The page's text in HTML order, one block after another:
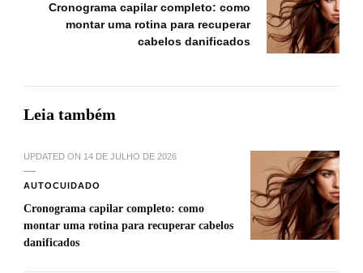
Cronograma capilar completo: como
montar uma rotina para recuperar
cabelos danificados
Leia também
UPDATED ON 14 DE JULHO DE 2026
AUTOCUIDADO
Cronograma capilar completo: como
montar uma rotina para recuperar cabelos
danificados